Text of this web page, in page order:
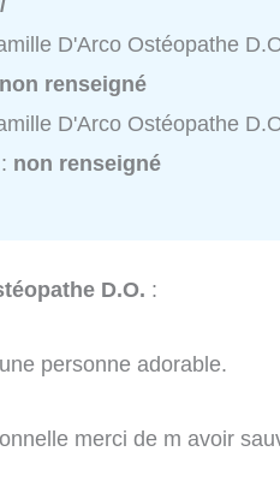
D'Arco Ostéopathe
non renseigné
D'Arco Ostéopathe
non renseigné
D.O. :
personne adorable.
merci de m avoir